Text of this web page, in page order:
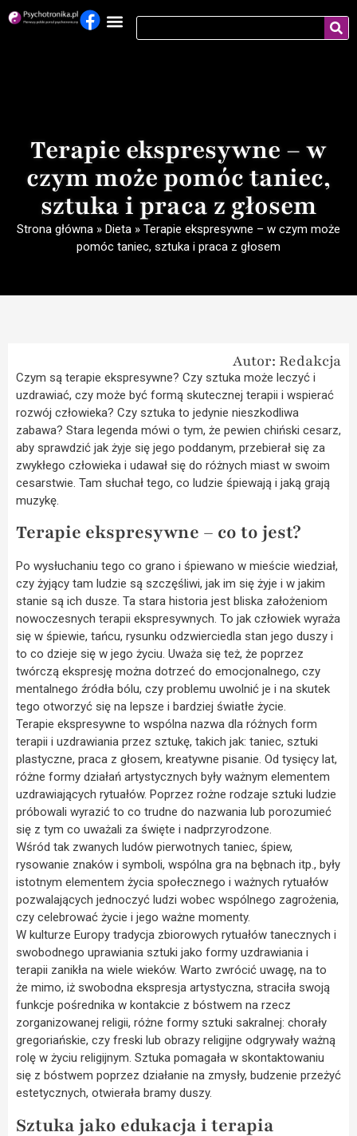
Terapie ekspresywne – w
czym może pomóc taniec,
sztuka i praca z głosem
Strona główna » Dieta » Terapie ekspresywne – w czym może
pomóc taniec, sztuka i praca z głosem
Autor: Redakcja
Czym są terapie ekspresywne? Czy sztuka może leczyć i
uzdrawiać, czy może być formą skutecznej terapii i wspierać
rozwój człowieka? Czy sztuka to jedynie nieszkodliwa
zabawa? Stara legenda mówi o tym, że pewien chiński cesarz,
aby sprawdzić jak żyje się jego poddanym, przebierał się za
zwykłego człowieka i udawał się do różnych miast w swoim
cesarstwie. Tam słuchał tego, co ludzie śpiewają i jaką grają
muzykę.
Terapie ekspresywne – co to jest?
Po wysłuchaniu tego co grano i śpiewano w mieście wiedział,
czy żyjący tam ludzie są szczęśliwi, jak im się żyje i w jakim
stanie są ich dusze. Ta stara historia jest bliska założeniom
nowoczesnych terapii ekspresywnych. To jak człowiek wyraża
się w śpiewie, tańcu, rysunku odzwierciedla stan jego duszy i
to co dzieje się w jego życiu. Uważa się też, że poprzez
twórczą ekspresję można dotrzeć do emocjonalnego, czy
mentalnego źródła bólu, czy problemu uwolnić je i na skutek
tego otworzyć się na lepsze i bardziej światłe życie.
Terapie ekspresywne to wspólna nazwa dla różnych form
terapii i uzdrawiania przez sztukę, takich jak: taniec, sztuki
plastyczne, praca z głosem, kreatywne pisanie. Od tysięcy lat,
różne formy działań artystycznych były ważnym elementem
uzdrawiających rytuałów. Poprzez rożne rodzaje sztuki ludzie
próbowali wyrazić to co trudne do nazwania lub porozumieć
się z tym co uważali za święte i nadprzyrodzone.
Wśród tak zwanych ludów pierwotnych taniec, śpiew,
rysowanie znaków i symboli, wspólna gra na bębnach itp., były
istotnym elementem życia społecznego i ważnych rytuałów
pozwalających jednoczyć ludzi wobec wspólnego zagrożenia,
czy celebrować życie i jego ważne momenty.
W kulturze Europy tradycja zbiorowych rytuałów tanecznych i
swobodnego uprawiania sztuki jako formy uzdrawiania i
terapii zanikła na wiele wieków. Warto zwrócić uwagę, na to
że mimo, iż swobodna ekspresja artystyczna, straciła swoją
funkcje pośrednika w kontakcie z bóstwem na rzecz
zorganizowanej religii, różne formy sztuki sakralnej: chorały
gregoriańskie, czy freski lub obrazy religijne odgrywały ważną
rolę w życiu religijnym. Sztuka pomagała w skontaktowaniu
się z bóstwem poprzez działanie na zmysły, budzenie przeżyć
estetycznych, otwierała bramy duszy.
Sztuka jako edukacja i terapia